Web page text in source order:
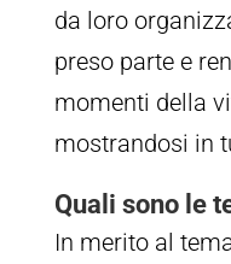
da loro
preso parte e
momenti della
mostrandosi in
Quali sono le
In merito al